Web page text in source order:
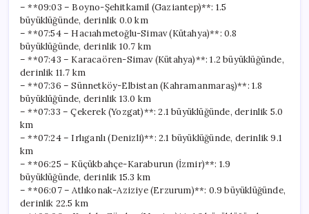
– **09:03 – Boyno-Şehitkamil (Gaziantep)**: 1.5
büyüklüğünde, derinlik 0.0 km
– **07:54 – Hacıahmetoğlu-Simav (Kütahya)**: 0.8
büyüklüğünde, derinlik 10.7 km
– **07:43 – Karacaören-Simav (Kütahya)**: 1.2 büyüklüğünde,
derinlik 11.7 km
– **07:36 – Sünnetköy-Elbistan (Kahramanmaraş)**: 1.8
büyüklüğünde, derinlik 13.0 km
– **07:33 – Çekerek (Yozgat)**: 2.1 büyüklüğünde, derinlik 5.0
km
– **07:24 – Irlıganlı (Denizli)**: 2.1 büyüklüğünde, derinlik 9.1
km
– **06:25 – Küçükbahçe-Karaburun (İzmir)**: 1.9
büyüklüğünde, derinlik 15.3 km
– **06:07 – Atlıkonak-Aziziye (Erzurum)**: 0.9 büyüklüğünde,
derinlik 22.5 km